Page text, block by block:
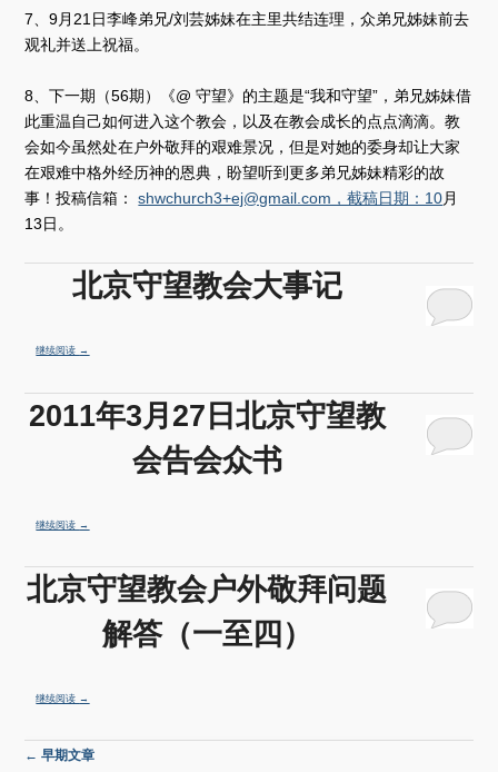
7、9月21日李峰弟兄/刘芸姊妹在主里共结连理，众弟兄姊妹前去
观礼并送上祝福。
8、下一期（56期）《@ 守望》的主题是“我和守望”，弟兄姊妹借
此重温自己如何进入这个教会，以及在教会成长的点点滴滴。教
会如今虽然处在户外敬拜的艰难景况，但是对她的委身却让大家
在艰难中格外经历神的恩典，盼望听到更多弟兄姊妹精彩的故
事！投稿信箱：shwchurch3+ej@gmail.com，截稿日期：10月
13日。
北京守望教会大事记
继续阅读 →
2011年3月27日北京守望教
会告会众书
继续阅读 →
北京守望教会户外敬拜问题
解答（一至四）
继续阅读 →
文章导航
← 早期文章